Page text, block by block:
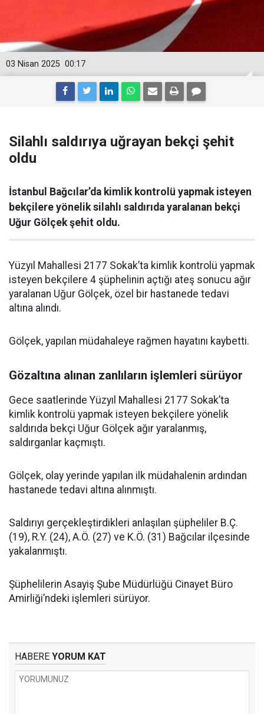
00:17
03 Nisan 2025
Silahlı saldırıya uğrayan bekçi şehit
oldu
İstanbul Bağcılar’da kimlik kontrolü yapmak isteyen
bekçilere yönelik silahlı saldırıda yaralanan bekçi
Uğur Gölçek şehit oldu.
Yüzyıl Mahallesi 2177 Sokak’ta kimlik kontrolü yapmak
isteyen bekçilere 4 şüphelinin açtığı ateş sonucu ağır
yaralanan Uğur Gölçek, özel bir hastanede tedavi
altına alındı.
Gölçek, yapılan müdahaleye rağmen hayatını kaybetti.
Gözaltına alınan zanlıların işlemleri sürüyor
Gece saatlerinde Yüzyıl Mahallesi 2177 Sokak’ta
kimlik kontrolü yapmak isteyen bekçilere yönelik
saldırıda bekçi Uğur Gölçek ağır yaralanmış,
saldırganlar kaçmıştı.
Gölçek, olay yerinde yapılan ilk müdahalenin ardından
hastanede tedavi altına alınmıştı.
Saldırıyı gerçekleştirdikleri anlaşılan şüpheliler B.Ç.
(19), R.Y. (24), A.Ö. (27) ve K.Ö. (31) Bağcılar ilçesinde
yakalanmıştı.
Şüphelilerin Asayiş Şube Müdürlüğü Cinayet Büro
Amirliği’ndeki işlemleri sürüyor.
HABERE YORUM KAT